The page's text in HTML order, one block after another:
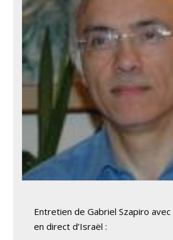
Entretien de Gabriel Szapiro avec
en direct d’Israël :